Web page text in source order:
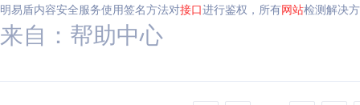
明易盾内容安全服务使用签名方法对接口进行鉴权，所有网站检测解决
来自：帮助中心